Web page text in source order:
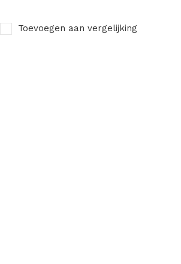
Toevoegen aan vergelijking